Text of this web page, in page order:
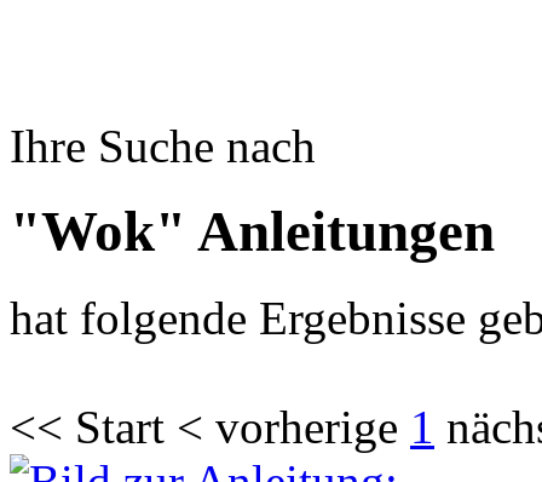
Ihre Suche nach
"Wok" Anleitungen
hat folgende Ergebnisse
<< Start < vorherige 1